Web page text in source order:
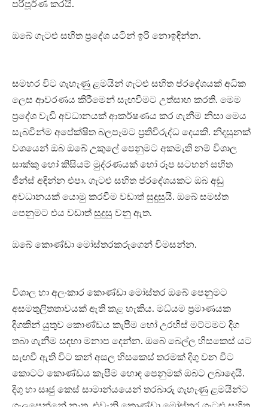
පරිපූර්ණ කරයි.
ඔබේ ගැටළු සහිත ප්‍රදේශ යටින් ඉරි නොඉඳින්න.
සමහර විට ගැහැණු ළමයින් ගැටළු සහිත ප්රදේශයක් අධික
ලෙස ආවරණය කිරීමෙන් සැඟවීමට උත්සාහ කරති. මෙම
ප්‍රදේශ වැඩි අවධානයක් ආකර්ෂණය කර ගැනීම නිසා මෙය
සැබවින්ම අපේක්ෂිත බලපෑමට ප්‍රතිවිරුද්ධ දෙයකි. නිදසුනක්
වශයෙන් ඔබ ඔබේ උකුලේ පෙනුමට අකමැති නම් විශාල
සාක්කු හෝ කිසියම් මුද්රණයක් හෝ රූප සටහන් සහිත
ජීන්ස් අඳින්න එපා. ගැටළු සහිත ප්රදේශයකට ඔබ අඩු
අවධානයක් යොමු කරවීම වඩාත් සුදුසුයි. ඔබේ සමස්ත
පෙනුමට එය වඩාත් සුදුසු වනු ඇත.
ඔබේ කොණ්ඩා මෝස්තරකරුගෙන් විමසන්න.
විශාල හා අලංකාර කොණ්ඩා මෝස්තර ඔබේ පෙනුමට
අසමතුලිතතාවයක් ඇති කළ හැකිය. මධ්යම ප්‍රමාණයක
දිගකින් යුතුව කොණ්ඩය කැපීම හෝ උරහිස් මට්ටමට දිග
තබා ගැනීම සඳහා මනාප දෙන්න. ඔබේ බෙල්ල හිසකෙස් යට
සැඟවී ඇති විට කන් අසල හිසකෙස් තරමක් දිගු වන විට
කොටට කොණ්ඩය කැපීම හොඳ පෙනුමක් ඔබට ලබාදෙයි.
දිගු හා සෘජු කෙස් සාමාන්යයෙන් තරබාරු ගැහැණු ළමයින්ට